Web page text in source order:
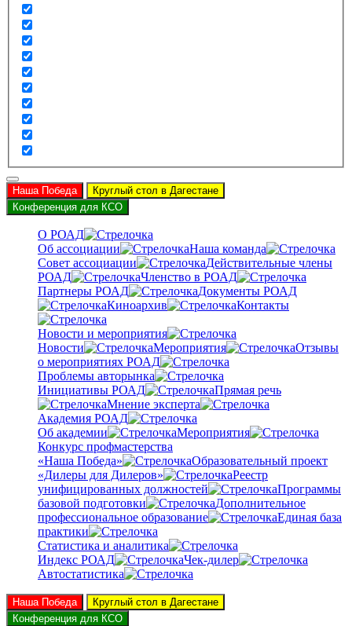
Наша Победа
Круглый стол в Дагестане
Конференция для КСО
О РОАД
Об ассоциации
Наша команда
Совет ассоциации
Действительные члены
РОАД
Членство в РОАД
Партнеры РОАД
Документы РОАД
Киноархив
Контакты
Новости и мероприятия
Новости
Мероприятия
Отзывы
о мероприятиях РОАД
Проблемы авторынка
Инициативы РОАД
Прямая речь
Мнение эксперта
Академия РОАД
Об академии
Мероприятия
Конкурс профмастерства
«Наша Победа»
Образовательный проект
«Дилеры для Дилеров»
Реестр
унифицированных должностей
Программы
базовой подготовки
Дополнительное
профессиональное образование
Единая база
практики
Статистика и аналитика
Индекс РОАД
Чек-дилер
Автостатистика
Наша Победа
Круглый стол в Дагестане
Конференция для КСО